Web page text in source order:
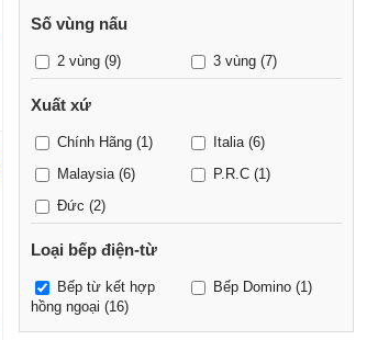
Số vùng nấu
2 vùng (9) 3 vùng (7)
Xuất xứ
Chính Hãng (1) Italia (6)
Malaysia (6) P.R.C (1)
Đức (2)
Loại bếp điện-từ
Bếp từ kết hợp
hồng ngoại (16)
Bếp Domino (1)